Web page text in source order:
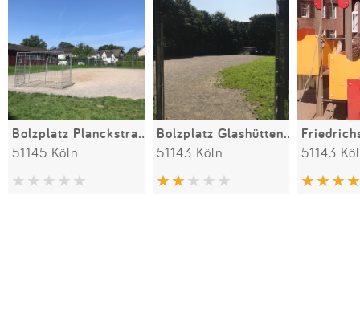
Bolzplatz Planckstraße / Bonner Straße
51145 Köln
Bolzplatz Glashüttenstraße
51143 Köln 51143